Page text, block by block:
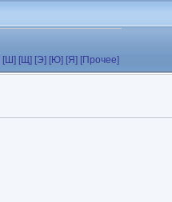
[Ш] [Щ] [Э] [Ю] [Я] [Прочее]